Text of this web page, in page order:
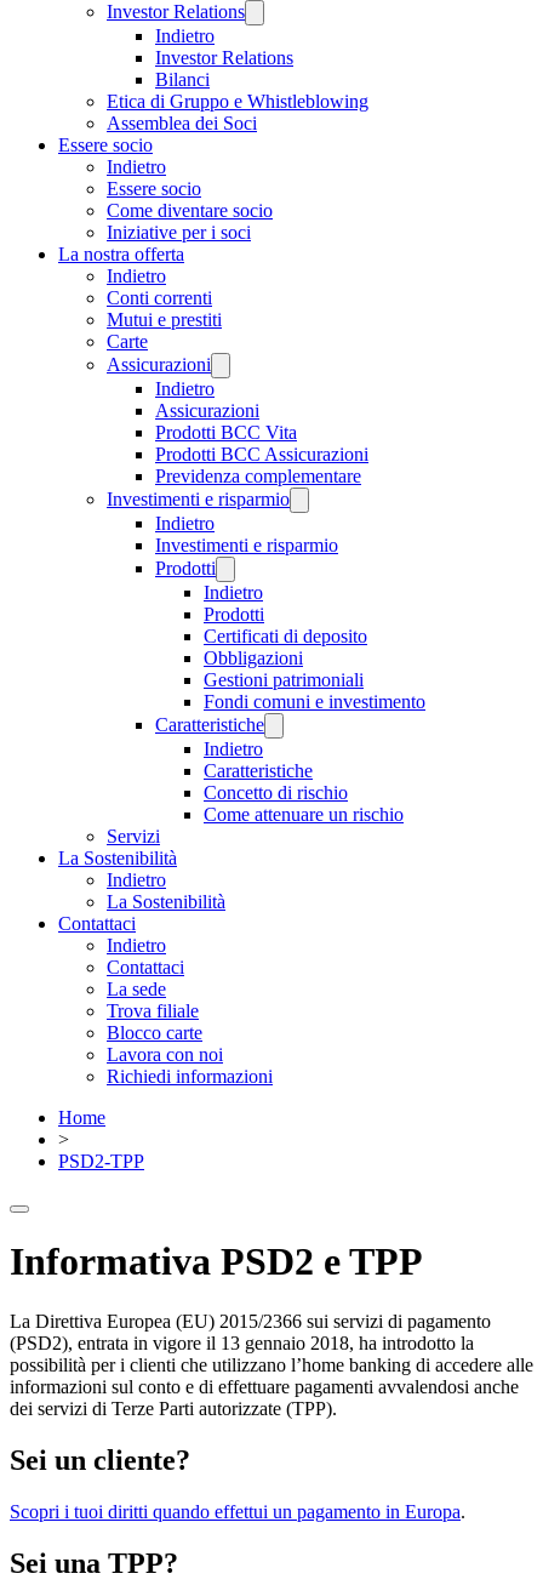
Investor Relations
Indietro
Investor Relations
Bilanci
Etica di Gruppo e Whistleblowing
Assemblea dei Soci
Essere socio
Indietro
Essere socio
Come diventare socio
Iniziative per i soci
La nostra offerta
Indietro
Conti correnti
Mutui e prestiti
Carte
Assicurazioni
Indietro
Assicurazioni
Prodotti BCC Vita
Prodotti BCC Assicurazioni
Previdenza complementare
Investimenti e risparmio
Indietro
Investimenti e risparmio
Prodotti
Indietro
Prodotti
Certificati di deposito
Obbligazioni
Gestioni patrimoniali
Fondi comuni e investimento
Caratteristiche
Indietro
Caratteristiche
Concetto di rischio
Come attenuare un rischio
Servizi
La Sostenibilità
Indietro
La Sostenibilità
Contattaci
Indietro
Contattaci
La sede
Trova filiale
Blocco carte
Lavora con noi
Richiedi informazioni
Home
>
PSD2-TPP
Informativa PSD2 e TPP
La Direttiva Europea (EU) 2015/2366 sui servizi di pagamento
(PSD2), entrata in vigore il 13 gennaio 2018, ha introdotto la
possibilità per i clienti che utilizzano l’home banking di accedere alle
informazioni sul conto e di effettuare pagamenti avvalendosi anche
dei servizi di Terze Parti autorizzate (TPP).
Sei un cliente?
Scopri i tuoi diritti quando effettui un pagamento in Europa.
Sei una TPP?